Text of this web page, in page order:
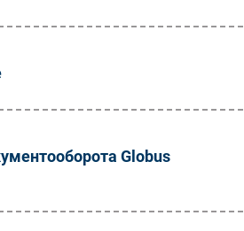
Globus